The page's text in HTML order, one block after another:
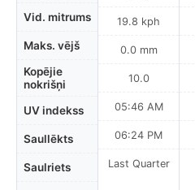
Vid. mitrums
Maks. vējš
Kopējie
nokrišņi
UV indekss
Saullēkts
Saulriets
19.8 kph
0.0 mm
10.0
05:46 AM
06:24 PM
Last Quarter